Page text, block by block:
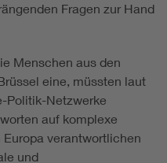
Fragen zur Hand
Menschen aus den
eine, müssten laut
Politik-Netzwerke
auf komplexe
Europa verantwortlichen
und